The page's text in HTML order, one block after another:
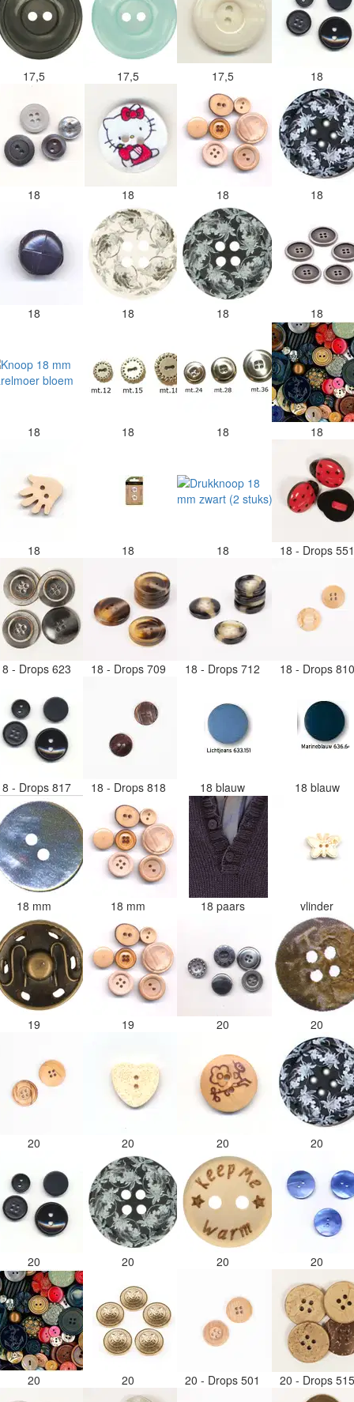
17,5 17,5 17,5 18
18 18 18 18
18 18 18 18
18 18 18 18
18 18 18 18 - Drops
- Drops 623 18 - Drops 709 18 - Drops 712 18 - Drops
- Drops 817 18 - Drops 818 18 blauw 18 blauw
18 mm 18 mm 18 paars vlinder
19 19 20 20
20 20 20 20
20 20 20 20
20 20 20 - Drops 501 20 - Drops